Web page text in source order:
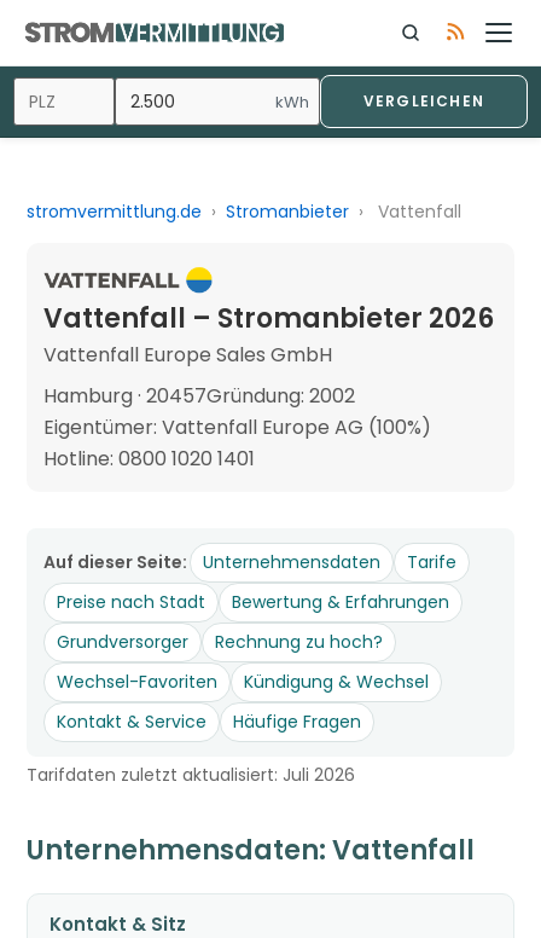
kWh VERGLEICHEN
stromvermittlung.de › Stromanbieter › Vattenfall
Vattenfall – Stromanbieter 2026
Vattenfall Europe Sales GmbH
Hamburg · 20457Gründung: 2002
Eigentümer: Vattenfall Europe AG (100%)
Hotline: 0800 1020 1401
Auf dieser Seite: Unternehmensdaten
Tarife
Preise nach Stadt
Bewertung & Erfahrungen
Grundversorger
Rechnung zu hoch?
Wechsel-Favoriten
Kündigung & Wechsel
Kontakt & Service
Häufige Fragen
Tarifdaten zuletzt aktualisiert: Juli 2026
Unternehmensdaten: Vattenfall
Kontakt & Sitz